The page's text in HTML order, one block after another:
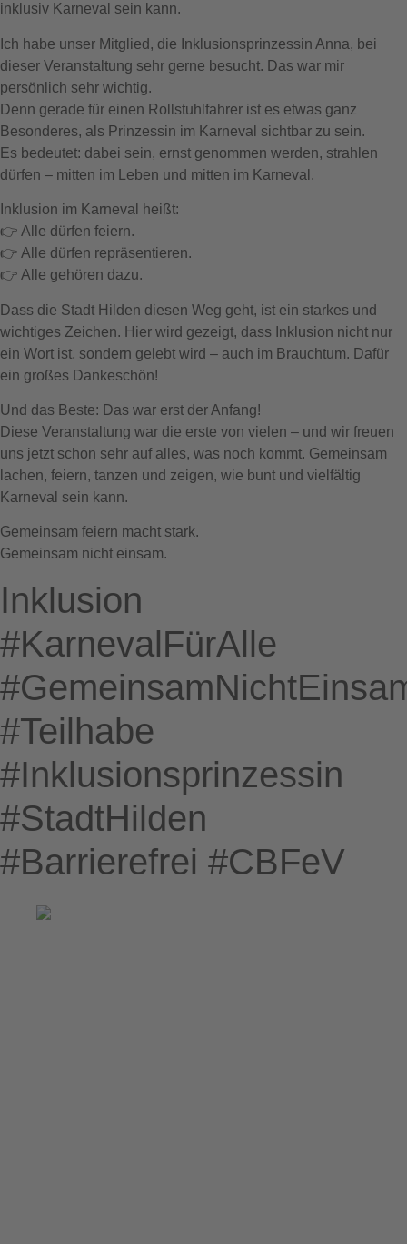
inklusiv Karneval sein kann.
Ich habe unser Mitglied, die Inklusionsprinzessin Anna, bei
dieser Veranstaltung sehr gerne besucht. Das war mir
persönlich sehr wichtig.
Denn gerade für einen Rollstuhlfahrer ist es etwas ganz
Besonderes, als Prinzessin im Karneval sichtbar zu sein.
Es bedeutet: dabei sein, ernst genommen werden, strahlen
dürfen – mitten im Leben und mitten im Karneval.
Inklusion im Karneval heißt:
👉 Alle dürfen feiern.
👉 Alle dürfen repräsentieren.
👉 Alle gehören dazu.
Dass die Stadt Hilden diesen Weg geht, ist ein starkes und
wichtiges Zeichen. Hier wird gezeigt, dass Inklusion nicht nur
ein Wort ist, sondern gelebt wird – auch im Brauchtum. Dafür
ein großes Dankeschön!
Und das Beste: Das war erst der Anfang!
Diese Veranstaltung war die erste von vielen – und wir freuen
uns jetzt schon sehr auf alles, was noch kommt. Gemeinsam
lachen, feiern, tanzen und zeigen, wie bunt und vielfältig
Karneval sein kann.
Gemeinsam feiern macht stark.
Gemeinsam nicht einsam.
Inklusion
#KarnevalFürAlle
#Teilhabe
#Inklusionsprinzessin
#StadtHilden
#Barrierefrei #CBFeV